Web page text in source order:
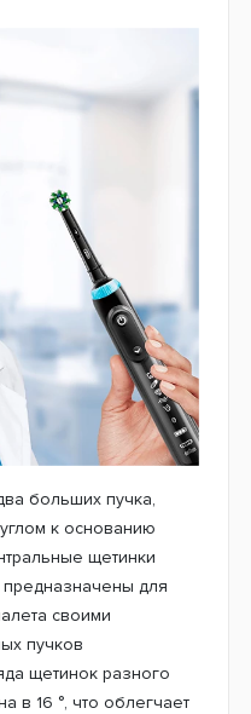
больших пучка,
к ​​основанию
щетинки
предназначены для
своими
пучков
щетинок разного
в 16 °, что облегчает